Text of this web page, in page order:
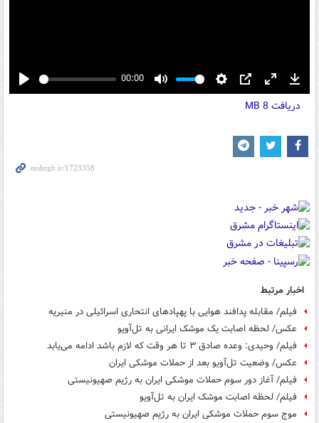
Play
00:00
Mute Settings
PIP Enter
fullscreen
دریافت 8 MB
اخبار مرتبط
فیلم/ مقابله پدافند هوایی با پهپادهای انتحاری اسرائیلی در منیریه
عکس/ لحظه اصابت یک موشک ایرانی به تل‌آویو
فیلم/ وحیدی: وعده صادق ۳ تا هر وقت که لازم باشد ادامه می‌یابد
عکس/ وضعیت تل‌آویو بعد از حملات موشکی ایران
فیلم/ آغاز دور سوم حملات موشکی ایران به رژیم صهیونیستی
فیلم/ لحظه اصابت موشک ایران به تل‌آویو
موج سوم حملات موشکی ایران به رژیم صهیونیستی